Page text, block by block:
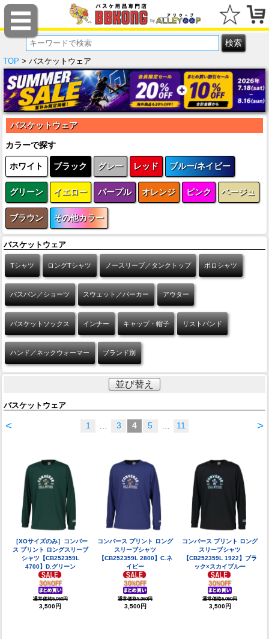
TOP > バスケットウェア
バスケットウェア
カラーで探す
ホワイト ブラック グレー レッド ブルー/ネイビー
グリーン イエロー パープル オレンジ ピンク ベージュ
ブラウン その他カラー
バスケットウェア
Tシャツ ロングTシャツ ノースリーブ／タンクトップ ポロシャツ
バスパン／ショーツ スウェット／パーカー アウター
バスケットソックス インナー キャップ・帽子 リストバンド
ハンド／ネックウォーマー ブランド別
並び替え
バスケットウェア
< >
1 3 4 5 11
［XOサイズのみ］コンバー
ス プリント ロングスリーブ
シャツ【CB252359L
4700】D.グリーン
通常価格5,060円
3,500円
コンバース プリント ロング
スリーブシャツ
【CB252359L 2800】C.ネ
イビー
通常価格5,060円
3,500円
コンバース プリント ロング
スリーブシャツ
【CB252359L 1922】ブラ
ック×スカイブルー
通常価格5,060円
3,500円